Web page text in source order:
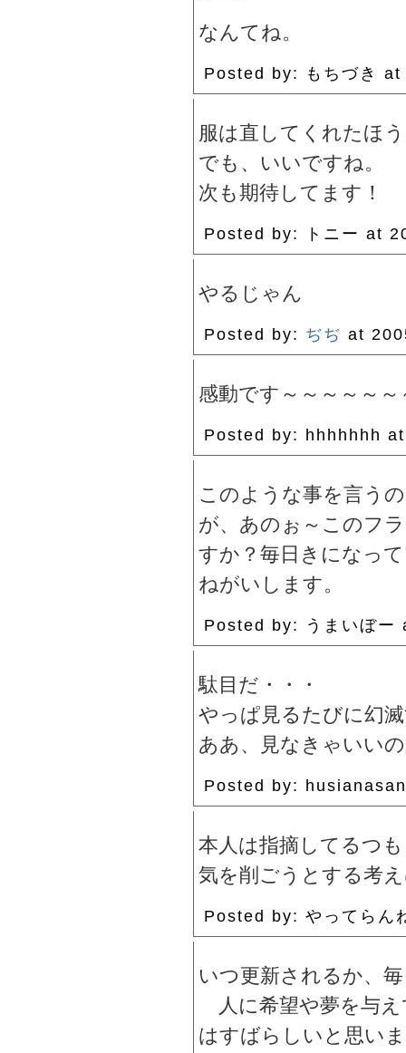
なんてね。
Posted by: もちづき
服は直してくれたほ
でも、いいですね。
次も期待してます！
Posted by: トニー at
やるじゃん
Posted by: ぢぢ at
感動です～～～～～～
Posted by: hhhhhhh
このような事を言う
が、あのぉ～このフ
すか？毎日きになっ
ねがいします。
Posted by: うまいぼ
駄目だ・・・
やっぱ見るたびに幻
ああ、見なきゃいい
Posted by:
本人は指摘してるつ
気を削ごうとする考
Posted by: やってらん
いつ更新されるか、
人に希望や夢を与
はすばらしいと思い